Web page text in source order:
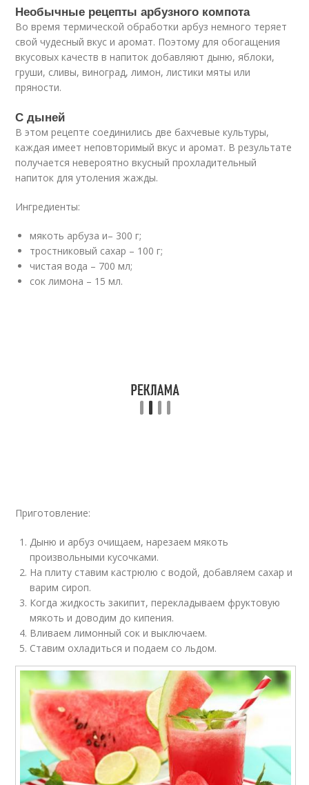
Необычные рецепты арбузного компота
Во время термической обработки арбуз немного теряет
свой чудесный вкус и аромат. Поэтому для обогащения
вкусовых качеств в напиток добавляют дыню, яблоки,
груши, сливы, виноград, лимон, листики мяты или
пряности.
С дыней
В этом рецепте соединились две бахчевые культуры,
каждая имеет неповторимый вкус и аромат. В результате
получается невероятно вкусный прохладительный
напиток для утоления жажды.
Ингредиенты:
мякоть арбуза и– 300 г;
тростниковый сахар – 100 г;
чистая вода – 700 мл;
сок лимона – 15 мл.
Приготовление:
Дыню и арбуз очищаем, нарезаем мякоть
произвольными кусочками.
На плиту ставим кастрюлю с водой, добавляем сахар и
варим сироп.
Когда жидкость закипит, перекладываем фруктовую
мякоть и доводим до кипения.
Вливаем лимонный сок и выключаем.
Ставим охладиться и подаем со льдом.